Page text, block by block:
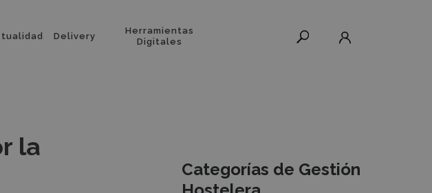
Delivery
Herramientas
Digitales
la
Recursos
Categorías de Gestión